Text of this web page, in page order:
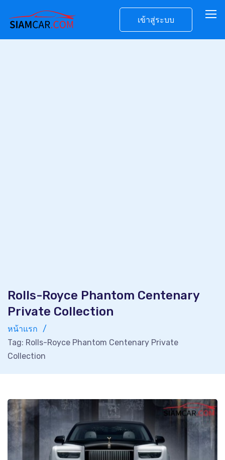
เข้าสู่ระบบ
Rolls-Royce Phantom Centenary
Private Collection
หน้าแรก
Tag: Rolls-Royce Phantom Centenary Private
Collection